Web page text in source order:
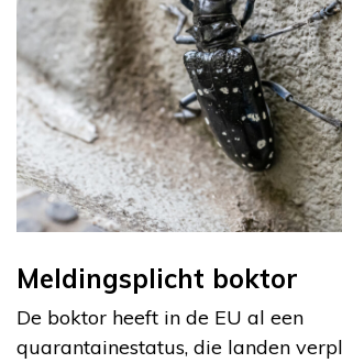
Meldingsplicht boktor
De boktor heeft in de EU al een
quarantainestatus, die landen